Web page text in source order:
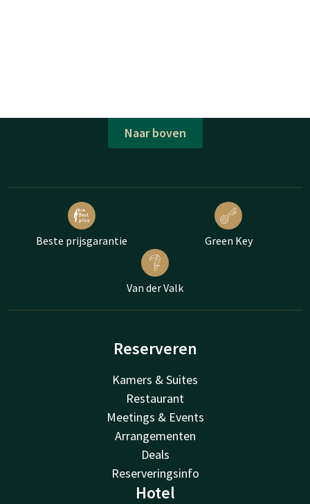
Naar boven
Beste prijsgarantie Green Key
Van der Valk
Reserveren
Kamers & Suites
Restaurant
Meetings & Events
Arrangementen
Deals
Reserveringsinfo
Hotel